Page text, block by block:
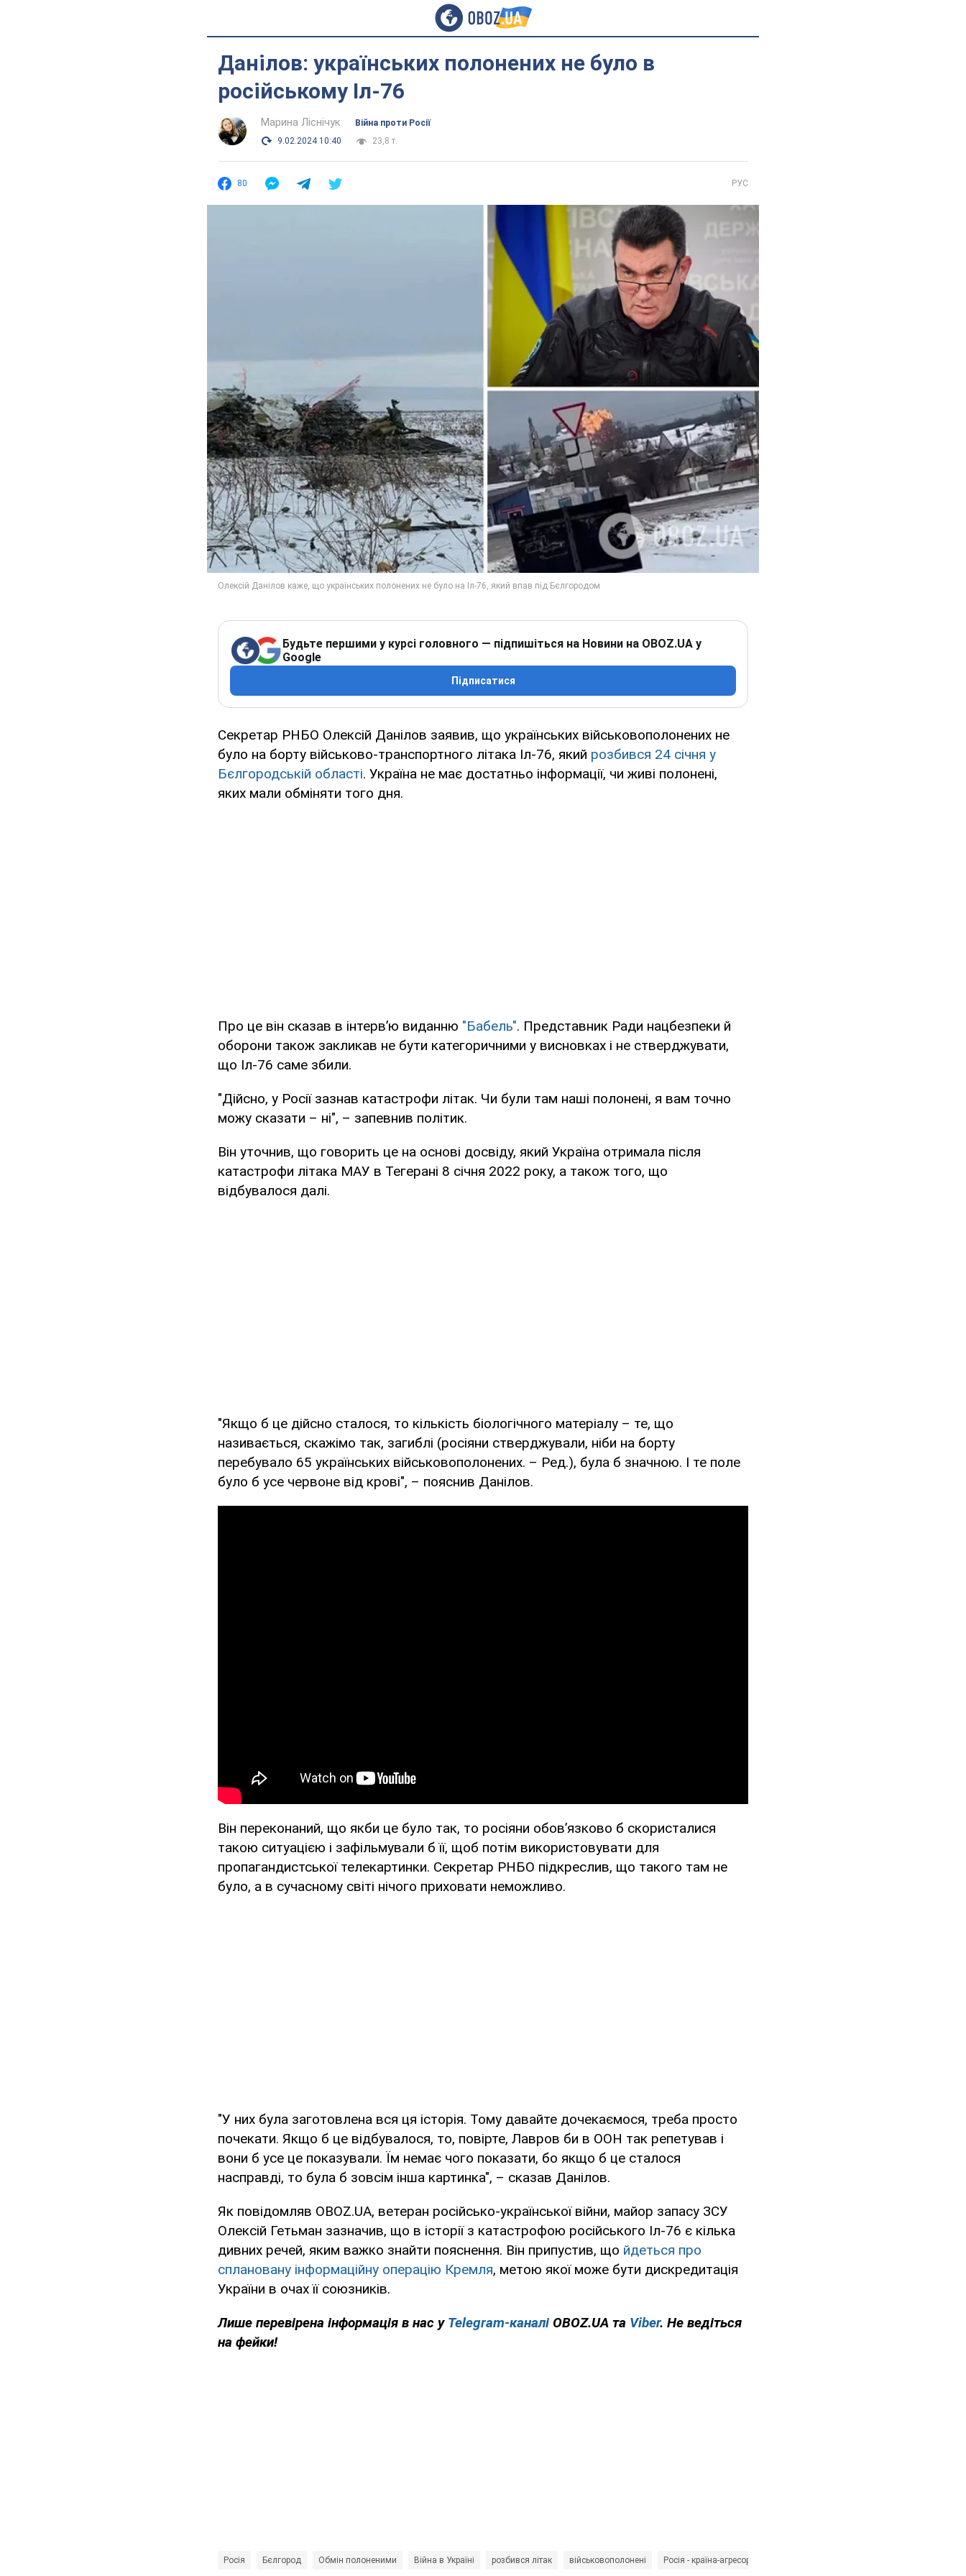
Данілов: українських полонених не було в
російському Іл-76
Марина Ліснічук
Війна проти Росії
9.02.2024 10:40
23,8 т.
80 РУС
Будьте першими у курсі головного — підпишіться на Новини на OBOZ.UA у
Google
Підписатися
Секретар РНБО Олексій Данілов заявив, що українських військовополонених не
було на борту військово-транспортного літака Іл-76, який розбився 24 січня у
Бєлгородській області. Україна не має достатньо інформації, чи живі полонені,
яких мали обміняти того дня.
Про це він сказав в інтерв’ю виданню "Бабель". Представник Ради нацбезпеки й
оборони також закликав не бути категоричними у висновках і не стверджувати,
що Іл-76 саме збили.
"Дійсно, у Росії зазнав катастрофи літак. Чи були там наші полонені, я вам точно
можу сказати – ні", – запевнив політик.
Він уточнив, що говорить це на основі досвіду, який Україна отримала після
катастрофи літака МАУ в Тегерані 8 січня 2022 року, а також того, що
відбувалося далі.
"Якщо б це дійсно сталося, то кількість біологічного матеріалу – те, що
називається, скажімо так, загиблі (росіяни стверджували, ніби на борту
перебувало 65 українських військовополонених. – Ред.), була б значною. І те поле
було б усе червоне від крові", – пояснив Данілов.
Він переконаний, що якби це було так, то росіяни обов’язково б скористалися
такою ситуацією і зафільмували б її, щоб потім використовувати для
пропагандистської телекартинки. Секретар РНБО підкреслив, що такого там не
було, а в сучасному світі нічого приховати неможливо.
"У них була заготовлена вся ця історія. Тому давайте дочекаємося, треба просто
почекати. Якщо б це відбувалося, то, повірте, Лавров би в ООН так репетував і
вони б усе це показували. Їм немає чого показати, бо якщо б це сталося
насправді, то була б зовсім інша картинка", – сказав Данілов.
Як повідомляв OBOZ.UA, ветеран російсько-української війни, майор запасу ЗСУ
Олексій Гетьман зазначив, що в історії з катастрофою російського Іл-76 є кілька
дивних речей, яким важко знайти пояснення. Він припустив, що йдеться про
сплановану інформаційну операцію Кремля, метою якої може бути дискредитація
України в очах її союзників.
Лише перевірена інформація в нас у Telegram-каналі OBOZ.UA та Viber. Не ведіться
на фейки!
Росія Бєлгород Обмін полоненими Війна в Україні розбився літак військовополонені Росія - країна-агресор